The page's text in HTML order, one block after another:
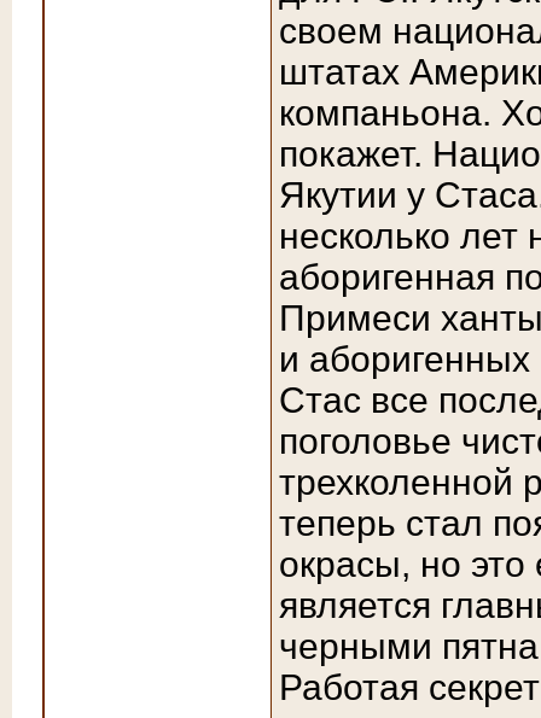
своем
штатах
компаньона.
покажет.
Якутии у
несколько
аборигенная
Примеси
и
Стас все
поголовье
трехколенной
теперь стал
окрасы, но это
является
черными
Работая